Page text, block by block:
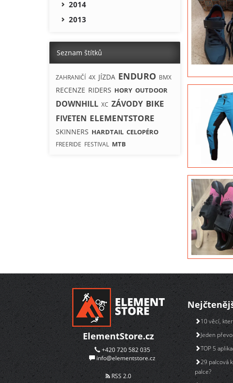
2014
2013
Seznam štítků
ZAHRANIČÍ 4X JÍZDA ENDURO BMX
RECENZE RIDERS HORY OUTDOOR
DOWNHILL XC ZÁVODY BIKE
FIVETEN ELEMENTSTORE
SKINNERS HARDTAIL CELOPÉRO
FREERIDE FESTIVAL MTB
ElementStore.cz
+420 720 582 035
info@elementstore.cz
RSS 2.0
10 věcí,
Jeden
TOP 5
29 palcová
palce?